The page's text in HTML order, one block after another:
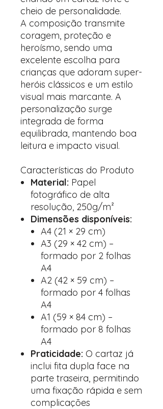
cheio de personalidade.
A composição transmite
coragem, proteção e
heroísmo, sendo uma
excelente escolha para
crianças que adoram super-
heróis clássicos e um estilo
visual mais marcante. A
personalização surge
integrada de forma
equilibrada, mantendo boa
leitura e impacto visual.
Características do Produto
Material: Papel
fotográfico de alta
resolução, 250g/m²
Dimensões disponíveis:
A4 (21 × 29 cm)
A3 (29 × 42 cm) –
formado por 2 folhas
A4
A2 (42 × 59 cm) –
formado por 4 folhas
A4
A1 (59 × 84 cm) –
formado por 8 folhas
A4
Praticidade: O cartaz já
inclui fita dupla face na
parte traseira, permitindo
uma fixação rápida e sem
complicações